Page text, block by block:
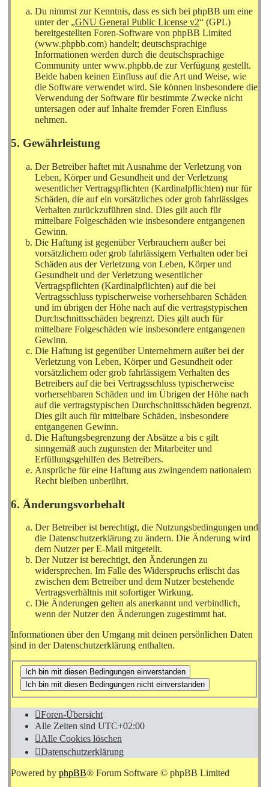
Du nimmst zur Kenntnis, dass es sich bei phpBB um eine
unter der „GNU General Public License v2“ (GPL)
bereitgestellten Foren-Software von phpBB Limited
(www.phpbb.com) handelt; deutschsprachige
Informationen werden durch die deutschsprachige
Community unter www.phpbb.de zur Verfügung gestellt.
Beide haben keinen Einfluss auf die Art und Weise, wie
die Software verwendet wird. Sie können insbesondere die
Verwendung der Software für bestimmte Zwecke nicht
untersagen oder auf Inhalte fremder Foren Einfluss
nehmen.
5. Gewährleistung
Der Betreiber haftet mit Ausnahme der Verletzung von
Leben, Körper und Gesundheit und der Verletzung
wesentlicher Vertragspflichten (Kardinalpflichten) nur für
Schäden, die auf ein vorsätzliches oder grob fahrlässiges
Verhalten zurückzuführen sind. Dies gilt auch für
mittelbare Folgeschäden wie insbesondere entgangenen
Gewinn.
Die Haftung ist gegenüber Verbrauchern außer bei
vorsätzlichem oder grob fahrlässigem Verhalten oder bei
Schäden aus der Verletzung von Leben, Körper und
Gesundheit und der Verletzung wesentlicher
Vertragspflichten (Kardinalpflichten) auf die bei
Vertragsschluss typischerweise vorhersehbaren Schäden
und im übrigen der Höhe nach auf die vertragstypischen
Durchschnittsschäden begrenzt. Dies gilt auch für
mittelbare Folgeschäden wie insbesondere entgangenen
Gewinn.
Die Haftung ist gegenüber Unternehmern außer bei der
Verletzung von Leben, Körper und Gesundheit oder
vorsätzlichem oder grob fahrlässigem Verhalten des
Betreibers auf die bei Vertragsschluss typischerweise
vorhersehbaren Schäden und im Übrigen der Höhe nach
auf die vertragstypischen Durchschnittsschäden begrenzt.
Dies gilt auch für mittelbare Schäden, insbesondere
entgangenen Gewinn.
Die Haftungsbegrenzung der Absätze a bis c gilt
sinngemäß auch zugunsten der Mitarbeiter und
Erfüllungsgehilfen des Betreibers.
Ansprüche für eine Haftung aus zwingendem nationalem
Recht bleiben unberührt.
6. Änderungsvorbehalt
Der Betreiber ist berechtigt, die Nutzungsbedingungen und
die Datenschutzerklärung zu ändern. Die Änderung wird
dem Nutzer per E-Mail mitgeteilt.
Der Nutzer ist berechtigt, den Änderungen zu
widersprechen. Im Falle des Widerspruchs erlischt das
zwischen dem Betreiber und dem Nutzer bestehende
Vertragsverhältnis mit sofortiger Wirkung.
Die Änderungen gelten als anerkannt und verbindlich,
wenn der Nutzer den Änderungen zugestimmt hat.
Informationen über den Umgang mit deinen persönlichen Daten
sind in der Datenschutzerklärung enthalten.
Foren-Übersicht
Alle Zeiten sind UTC+02:00
Alle Cookies löschen
Datenschutzerklärung
Powered by phpBB® Forum Software © phpBB Limited